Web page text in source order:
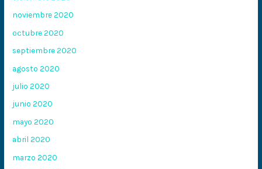
noviembre 2020
octubre 2020
septiembre 2020
agosto 2020
julio 2020
junio 2020
mayo 2020
abril 2020
marzo 2020